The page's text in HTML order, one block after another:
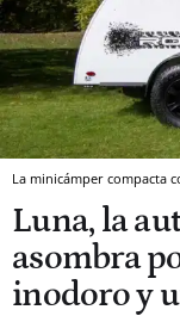
La minicámper compacta
Luna, la
asombra
inodoro y